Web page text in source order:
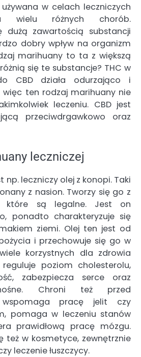
w celach leczniczych
wielu różnych chorób.
dużą zawartością substancji
dobry wpływ na organizm
marihuany to ta z większą
się te substancje? THC w
CBD działa odurzająco i
więc ten rodzaj marihuany nie
leczeniu. CBD jest
przeciwdrgawkowo oraz
leczniczej
np. leczniczy olej z konopi. Taki
z nasion. Tworzy się go z
które są legalne. Jest on
ponadto charakteryzuje się
ziemi. Olej ten jest od
i przechowuje się go w
korzystnych dla zdrowia
reguluje poziom cholesterolu,
zabezpiecza serce oraz
Chroni też przed
pracę jelit czy
pomaga w leczeniu stanów
prawidłową pracę mózgu.
też w kosmetyce, zewnętrznie
leczenie łuszczycy.